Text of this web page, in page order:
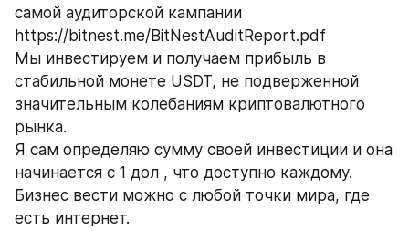
самой аудиторской кампании
https://bitnest.me/BitNestAuditReport.pdf
Мы инвестируем и получаем прибыль в
стабильной монете USDT, не подверженной
значительным колебаниям криптовалютного
рынка.
Я сам определяю сумму своей инвестиции и она
начинается с 1 дол , что доступно каждому.
Бизнес вести можно с любой точки мира, где
есть интернет.